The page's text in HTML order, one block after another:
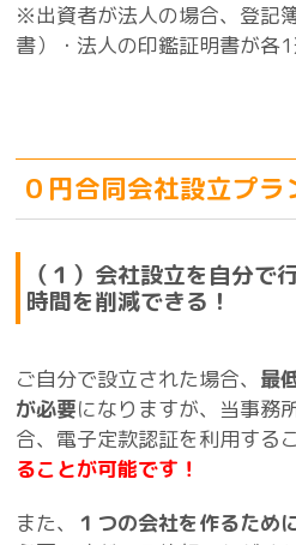
※出資者が法人の場合、登記
書）・法人の印鑑証明書が各
０円合同会社設立プラ
（１）会社設立を自分で
時間を削減できる！
ご自分で設立された場合、 最
が必要になりますが、当事務
合、電子定款認証を利用する
ることが可能です！
また、
１つの会社を作るため